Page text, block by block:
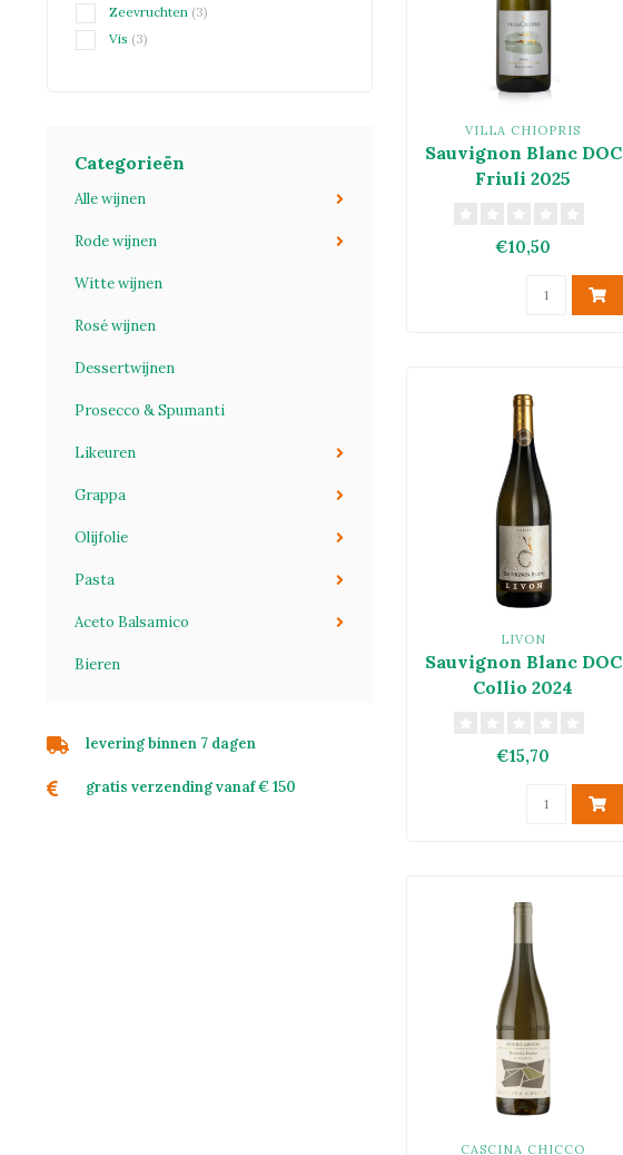
Zeevruchten (3)
Vis (3)
Categorieën
Alle wijnen
Rode wijnen
Witte wijnen
Rosé wijnen
Dessertwijnen
Prosecco & Spumanti
Likeuren
Grappa
Olijfolie
Pasta
Aceto Balsamico
Bieren
levering binnen 7 dagen
gratis verzending vanaf € 150
VILLA CHIOPRIS
Sauvignon Blanc DOC
Friuli 2025
€10,50
LIVON
Sauvignon Blanc DOC
Collio 2024
€15,70
CASCINA CHICCO